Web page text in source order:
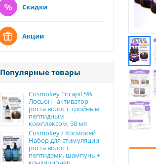
Скидки
Акции
Популярные товары
Cosmokey Tricapil 5%
Лосьон - активатор
роста волос с тройным
пептидным
комплексом, 50 мл
Cosmokey / Космокей
Набор для стимуляции
роста волос с
пептидами, шампунь +